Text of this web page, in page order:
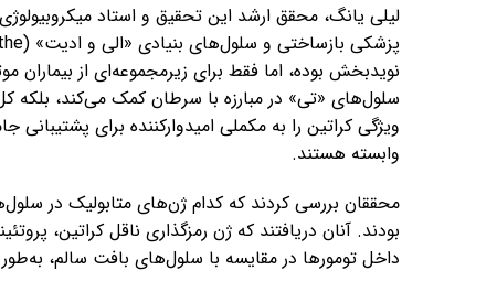
لیلی یانگ، محقق ارشد این تحقیق و استاد
نویدبخش بوده، اما فقط برای زیرمجموعه‌ای از
سلول‌های «تی» در مبارزه با سرطان کمک می‌کند، بلکه
ویژگی کراتین را به مکملی امیدوارکننده برای
وابسته هستند.
محققان بررسی کردند که کدام ژن‌های متابولیک در
بودند. آنان دریافتند که ژن رمزگذاری ناقل کراتین،
داخل تومورها در مقایسه با سلول‌های بافت سالم،